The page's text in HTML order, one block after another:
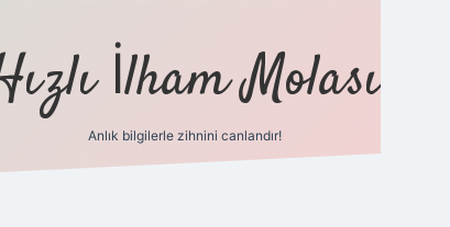
İlham Molası
Anlık bilgilerle zihnini canlandır!